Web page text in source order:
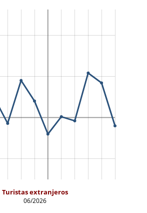
Turistas extranjeros
06/2026